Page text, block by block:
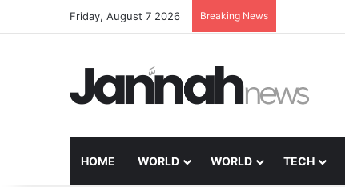
Friday, August 7 2026 Breaking News
HOME WORLD WORLD TECH